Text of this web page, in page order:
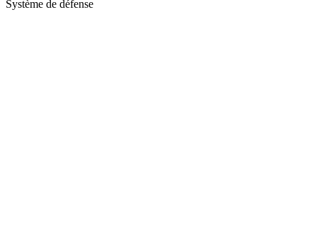
Système de défense